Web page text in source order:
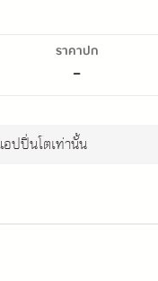
ราคาปก
-
ปปิ่นโตเท่านั้น